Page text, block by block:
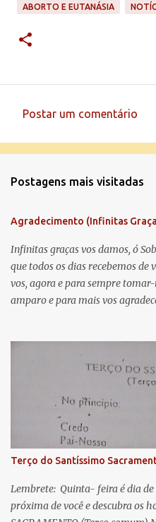
ABORTO E EUTANÁSIA
e
t
á
r
i
o
Postar um comentário
Postagens mais visitadas
Agradecimento (Infinitas
Infinitas graças vos damos, ó
que todos os dias recebemos
vos, agora e para sempre
amparo e para mais vos
lágrimas. Eia, pois, Advogada
misericordiosos a nós volvei, e
Jesus. Bendito é o fruto do
doce e sempre Virgem Maria.
Para que sejamos dignos das
Terço do Santíssimo
Lembrete: Quinta- feira é dia
próxima de você e descubra os